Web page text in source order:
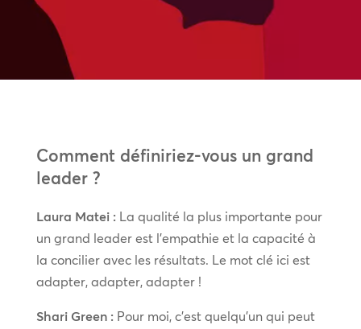
Comment définiriez-vous un grand
leader ?
Laura Matei :La qualité la plus importante pour
un grand leader est l’empathie et la capacité à
la concilier avec les résultats. Le mot clé ici est
adapter, adapter, adapter !
Shari Green :Pour moi, c’est quelqu’un qui peut